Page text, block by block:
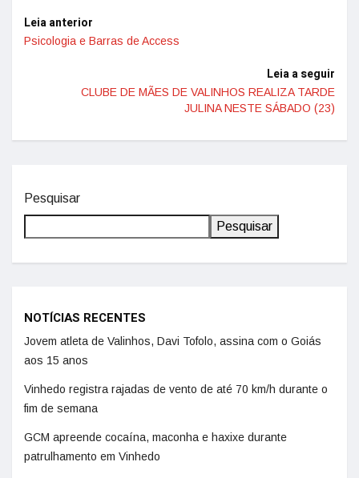
Leia anterior
Psicologia e Barras de Access
Leia a seguir
CLUBE DE MÃES DE VALINHOS REALIZA TARDE
JULINA NESTE SÁBADO (23)
Pesquisar
Pesquisar
NOTÍCIAS RECENTES
Jovem atleta de Valinhos, Davi Tofolo, assina com o Goiás
aos 15 anos
Vinhedo registra rajadas de vento de até 70 km/h durante o
fim de semana
GCM apreende cocaína, maconha e haxixe durante
patrulhamento em Vinhedo